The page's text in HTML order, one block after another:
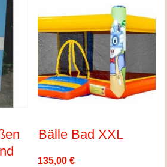
Bälle Bad XXL
135,00€